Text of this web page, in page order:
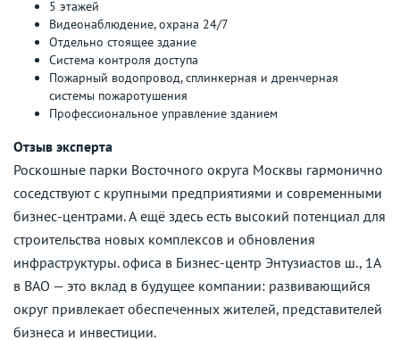
5 этажей
Видеонаблюдение, охрана 24/7
Отдельно стоящее здание
Система контроля доступа
Пожарный водопровод, сплинкерная и дренчерная
системы пожаротушения
Профессиональное управление зданием
Отзыв эксперта
Роскошные парки Восточного округа Москвы гармонично
соседствуют с крупными предприятиями и современными
бизнес-центрами. А ещё здесь есть высокий потенциал для
строительства новых комплексов и обновления
инфраструктуры. офиса в Бизнес-центр Энтузиастов ш., 1А
в ВАО — это вклад в будущее компании: развивающийся
округ привлекает обеспеченных жителей, представителей
бизнеса и инвестиции.